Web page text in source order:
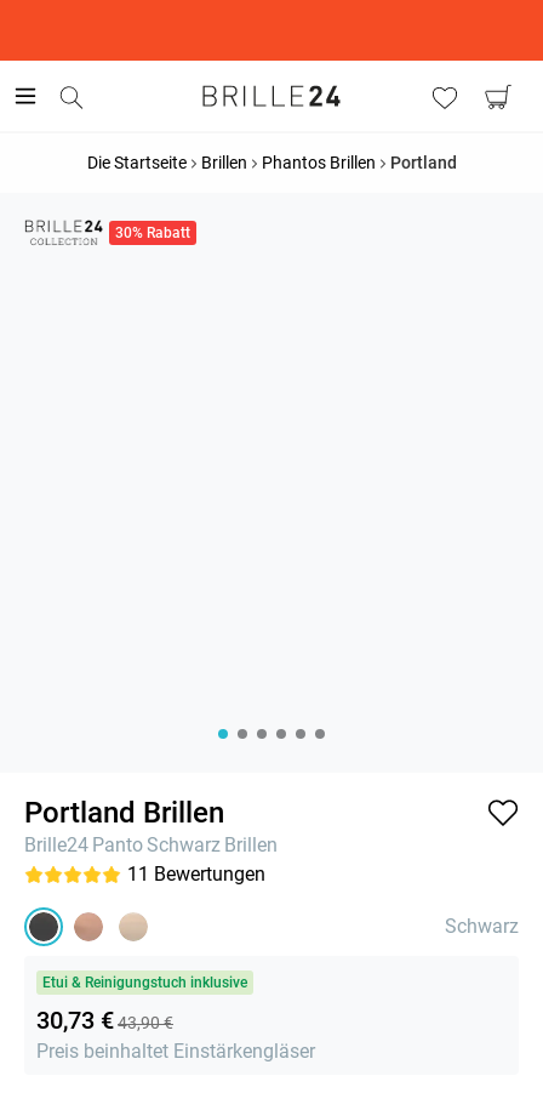
Die Startseite Brillen Phantos Brillen Portland
30% Rabatt
Portland Brillen
Brille24 Panto Schwarz Brillen
11 Bewertungen
Schwarz
Etui & Reinigungstuch inklusive
30,73 €43,90 €
Preis beinhaltet Einstärkengläser